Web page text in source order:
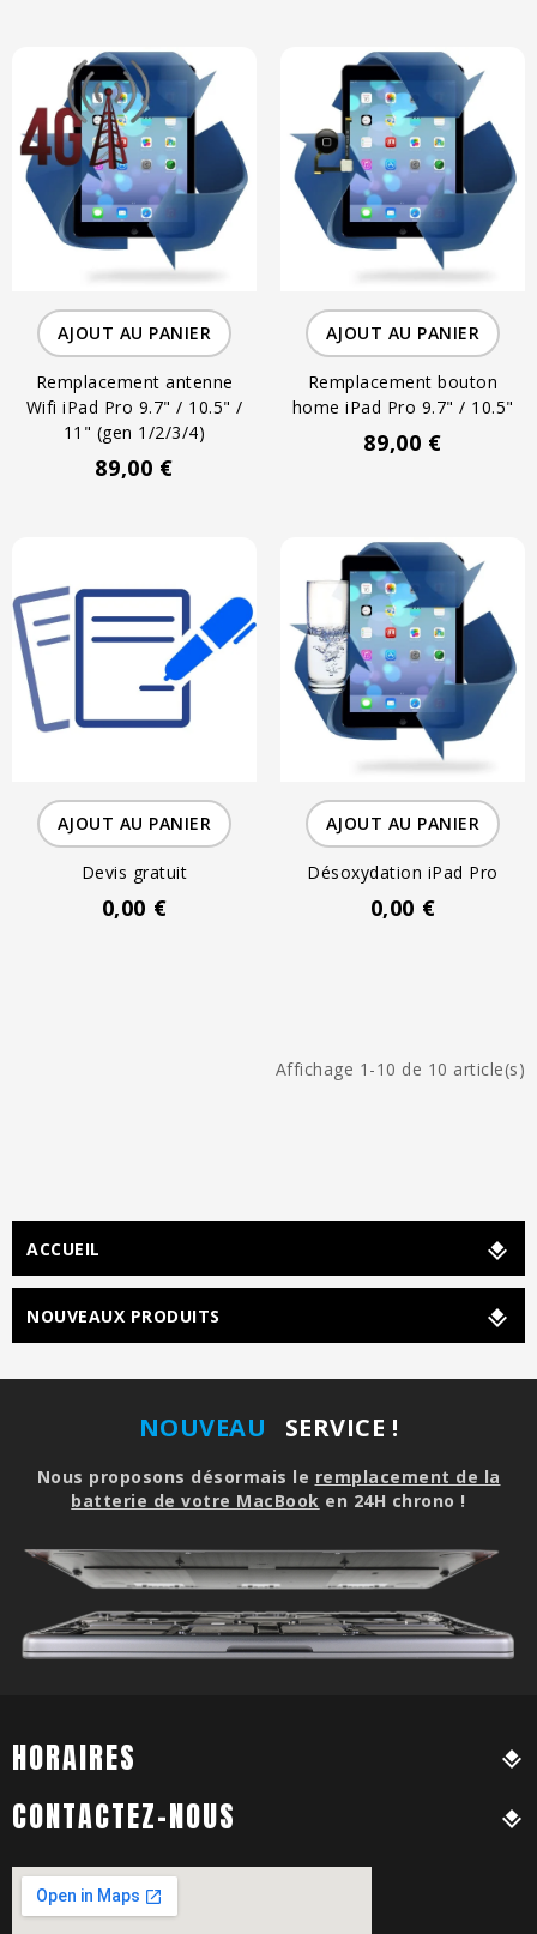
AJOUT AU PANIER
Remplacement antenne
Wifi iPad Pro 9.7" / 10.5" /
11" (gen 1/2/3/4)
89,00 €
AJOUT AU PANIER
Remplacement bouton
home iPad Pro 9.7" / 10.5"
89,00 €
AJOUT AU PANIER
Devis gratuit
0,00 €
AJOUT AU PANIER
Désoxydation iPad Pro
0,00 €
Affichage 1-10 de 10 article(s)
ACCUEIL
NOUVEAUX PRODUITS
NOUVEAU SERVICE !
Nous proposons désormais le remplacement de la
batterie de votre MacBook en 24H chrono !
HORAIRES
CONTACTEZ-NOUS